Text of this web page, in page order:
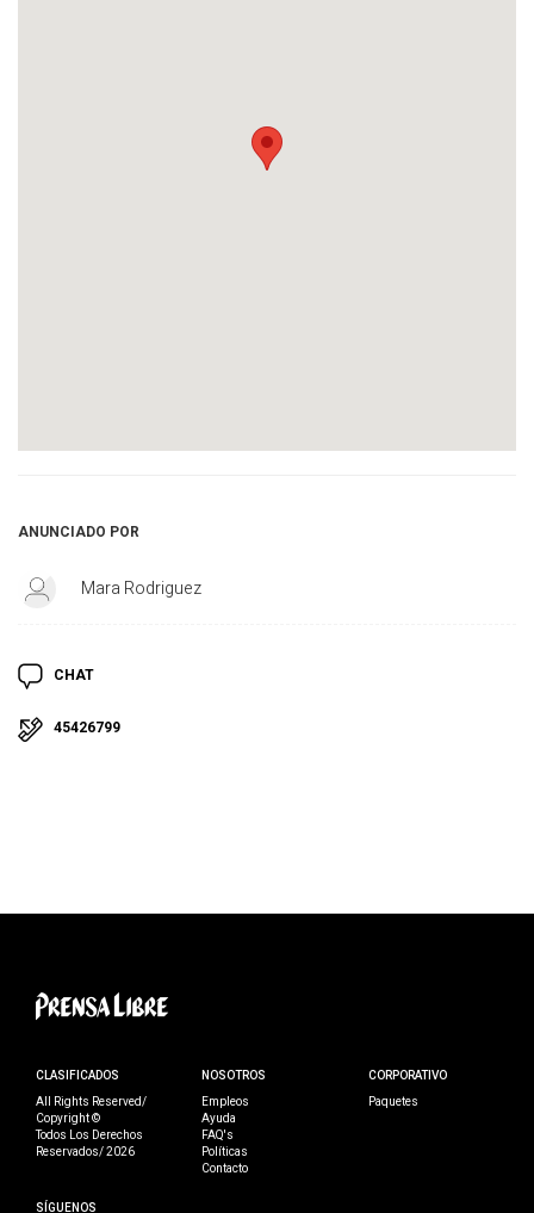
ANUNCIADO POR
Mara Rodriguez
CHAT
45426799
CLASIFICADOS
All Rights Reserved/
Copyright ©
Todos Los Derechos
Reservados/ 2026
NOSOTROS
Empleos
Ayuda
FAQ's
Políticas
Contacto
CORPORATIVO
Paquetes
SÍGUENOS